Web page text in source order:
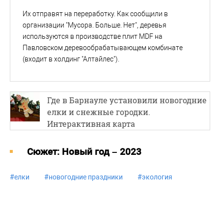
Их отправят на переработку. Как сообщили в
организации "Мусора. Больше. Нет", деревья
используются в производстве плит MDF на
Павловском деревообрабатывающем комбинате
(входит в холдинг "Алтайлес").
Где в Барнауле установили новогодние
елки и снежные городки.
Интерактивная карта
Cюжет: Новый год – 2023
#елки #новогодние праздники #экология